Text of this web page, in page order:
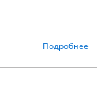
Подробнее